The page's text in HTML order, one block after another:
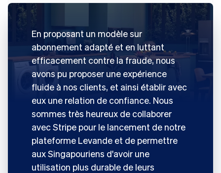
En proposant un modèle sur
abonnement adapté et en luttant
efficacement contre la fraude, nous
avons pu proposer une expérience
fluide à nos clients, et ainsi établir avec
eux une relation de confiance. Nous
sommes très heureux de collaborer
avec Stripe pour le lancement de notre
plateforme Levande et de permettre
aux Singapouriens d'avoir une
utilisation plus durable de leurs